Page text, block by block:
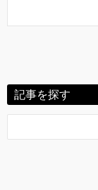
記事を探す